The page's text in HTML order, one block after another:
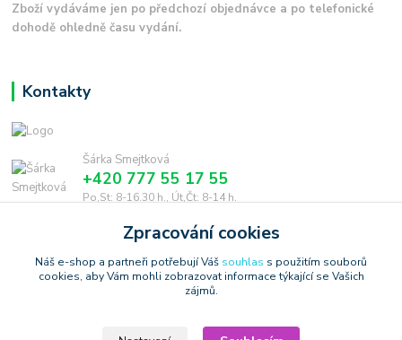
Zboží vydáváme jen po předchozí objednávce a po telefonické
dohodě ohledně času vydání.
Kontakty
Šárka Smejtková
+420 777 55 17 55
Po,St: 8-16.30 h., Út,Čt: 8-14 h.
smejtkova@trigonmedia.czZpracování cookies
Náš e-shop a partneři potřebují Váš souhlas s použitím souborů
cookies, aby Vám mohli zobrazovat informace týkající se Vašich
zájmů.